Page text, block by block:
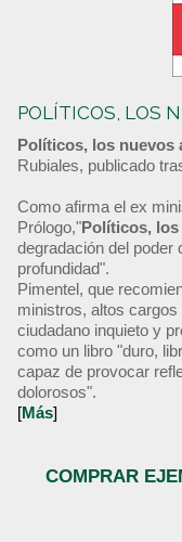
POLÍTICOS, LOS
Políticos, los nuevos
Rubiales, publicado
Como afirma el ex
Prólogo,"Políticos,
degradación del poder
profundidad".
Pimentel, que
ministros, altos
ciudadano inquieto y
como un libro "duro,
capaz de provocar
dolorosos".
[Más]
COMPRAR